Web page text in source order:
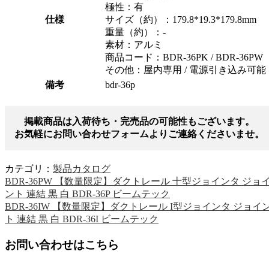
仕様
極性：有
サイズ（約）：179.8*19.3*179.8mm
重量（約）：-
素材：アルミ
商品コード：BDR-36PK / BDR-36PW
その他：屋内専用 / 電源引き込み可能
備考
bdr-36p
掲載商品は入荷待ち・完売品の可能性もございます。
お気軽にお問い合わせフォームよりご連絡くださいませ。
カテゴリ： 製品カタログ
BDR-36PW 【数量限定】ダクトレール 十型ジョインタ ジョ
ント 連結 黒 白 BDR-36P ビームテック
BDR-36IW 【数量限定】ダクトレール I型ジョインタ ジョイ
ト 連結 黒 白 BDR-36I ビームテック
お問い合わせはこちら